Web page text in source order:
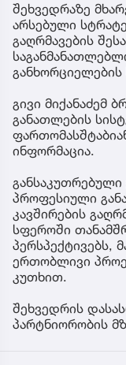
შეხვედრაზე
არსებული
გაღრმავების
განხორციელების
გივი მიქანაძემ
განათლების
ინფორმაცია.
პროფესიული
კავშირების
სფეროში
პერსპექტივებს,
ერთობლივი
კუთხით.
შეხვედრის
პარტნიორობის